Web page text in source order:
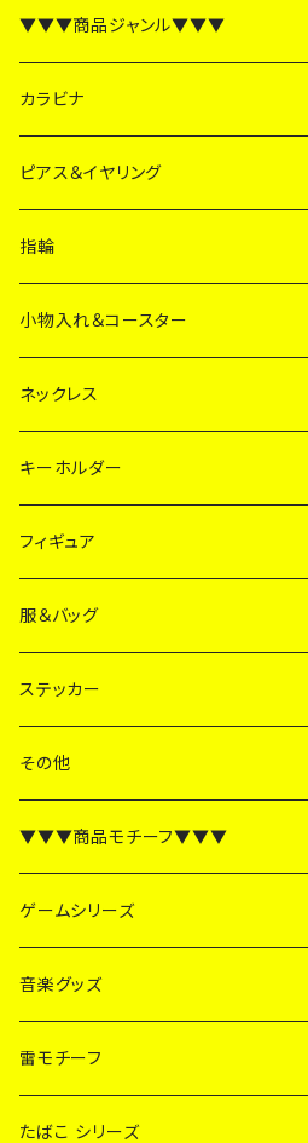
▼▼▼商品ジャンル▼▼▼
カラビナ
ピアス＆イヤリング
指輪
小物入れ＆コースター
ネックレス
キーホルダー
フィギュア
服＆バッグ
ステッカー
その他
▼▼▼商品モチーフ▼▼▼
ゲームシリーズ
音楽グッズ
雷モチーフ
たばこ シリーズ